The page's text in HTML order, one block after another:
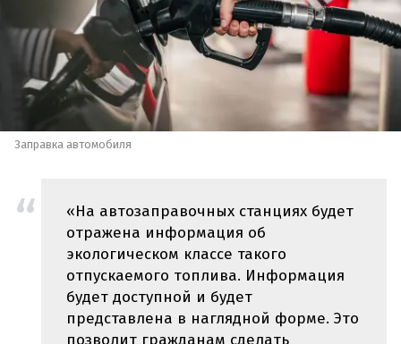
Заправка автомобиля
«На автозаправочных станциях будет
отражена информация об
экологическом классе такого
отпускаемого топлива. Информация
будет доступной и будет
представлена в наглядной форме. Это
позволит гражданам сделать